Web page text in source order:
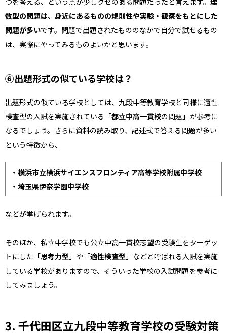
数型の問題は、身近にあるものの規則性や実験・観察をもとにした
問題が多いです。問題で出題されたもののなかで自分で試せるもの
は、実際にやってみるものよいかと思います。
⑥出題形式の似ている学校は？
出題形式の似ている学校としては、九段中等教育学校と同様に適性
検査型の入試を実施されている「都立中高一貫校の問題」が参考に
なるでしょう。さらに資料の読み取り、記述式で答える問題が多い
という特徴から、
・横浜市立横浜サイエンスフロンティア高等学校附属中学校
・埼玉県伊奈学園中学校
などが挙げられます。
そのほか、私立中学校でも公立中高一貫校志望の受験生をターゲッ
トにした「思考力型 」や「適性検査型 」などと呼ばれる入試を実施
している学校がありますので、そういった学校の入試問題を参考に
してみましょう。
3. 千代田区立九段中等教育学校の受験対策